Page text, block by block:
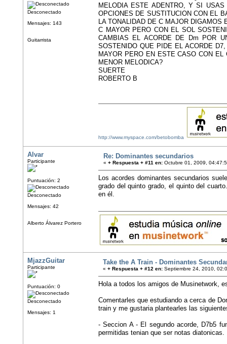
Desconectado
Mensajes: 143
Guitarrista
MELODIA ESTE ADENTRO, Y SI
OPCIONES DE SUSTITUCION CON EL
LA TONALIDAD DE C MAJOR
C MAYOR PERO CON EL SOL
CAMBIAS EL ACORDE DE Dm POR
SOSTENIDO QUE PIDE EL ACORDE
MAYOR PERO EN ESTE CASO CON
MENOR MELODICA?
SUERTE
ROBERTO B
http://www.myspace.com/betobomba
Alvar
Participante
Puntuación: 2
Desconectado
Mensajes: 42
Alberto Álvarez Portero
Re: Dominantes secundarios
« + Respuesta + #11 en: Octubre 01, 2009,
Los acordes dominantes secundarios
grado del quinto grado, el quinto del
en él.
MjazzGuitar
Participante
Puntuación: 0
Desconectado
Mensajes: 1
Take the A Train - Dominantes
« + Respuesta + #12 en: Septiembre 24, 2010,
Hola a todos los amigos de Musinetwork,
Comentarles que estudiando a cerca de
train y me gustaria plantearles las
- Seccion A - El segundo acorde, D7b5
permitidas tenian que ser notas